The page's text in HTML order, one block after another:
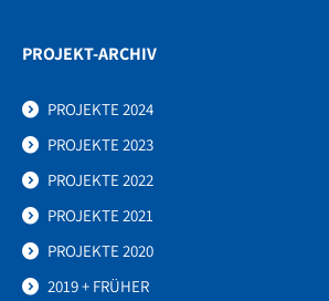
PROJEKT-ARCHIV
PROJEKTE 2024
PROJEKTE 2023
PROJEKTE 2022
PROJEKTE 2021
PROJEKTE 2020
2019 + FRÜHER